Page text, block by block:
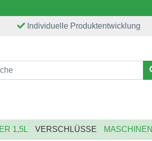
Individuelle Produktentwicklung
1,5L VERSCHLÜSSE MASCHINEN